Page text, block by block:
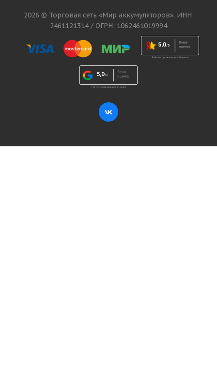
2026 © Торговая сеть «Мир аккумуляторов». ИНН:
2461121314 / ОГРН: 1062461019994